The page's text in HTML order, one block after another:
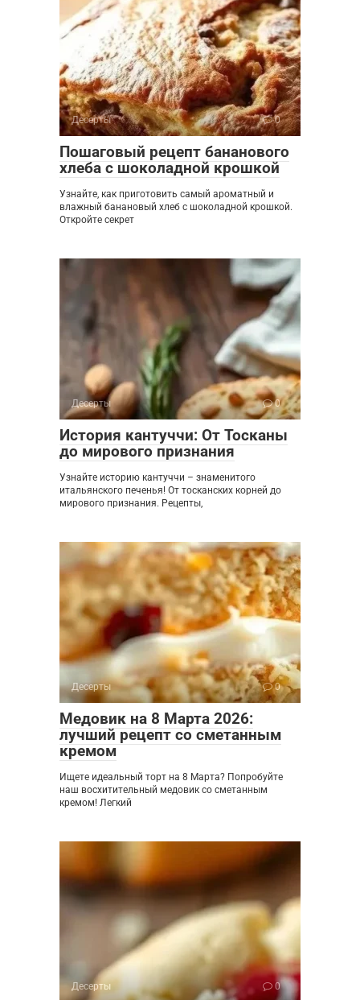
Десерты 0
Пошаговый рецепт бананового
хлеба с шоколадной крошкой
Узнайте, как приготовить самый ароматный и
влажный банановый хлеб с шоколадной крошкой.
Откройте секрет
Десерты 0
История кантуччи: От Тосканы
до мирового признания
Узнайте историю кантуччи – знаменитого
итальянского печенья! От тосканских корней до
мирового признания. Рецепты,
Десерты 0
Медовик на 8 Марта 2026:
лучший рецепт со сметанным
кремом
Ищете идеальный торт на 8 Марта? Попробуйте
наш восхитительный медовик со сметанным
кремом! Легкий
Десерты 0